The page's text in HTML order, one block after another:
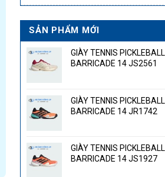
SẢN PHẨM MỚI
GIÀY TENNIS PICKLEBALL
BARRICADE 14 JS2561
GIÀY TENNIS PICKLEBALL
BARRICADE 14 JR1742
GIÀY TENNIS PICKLEBALL
BARRICADE 14 JS1927